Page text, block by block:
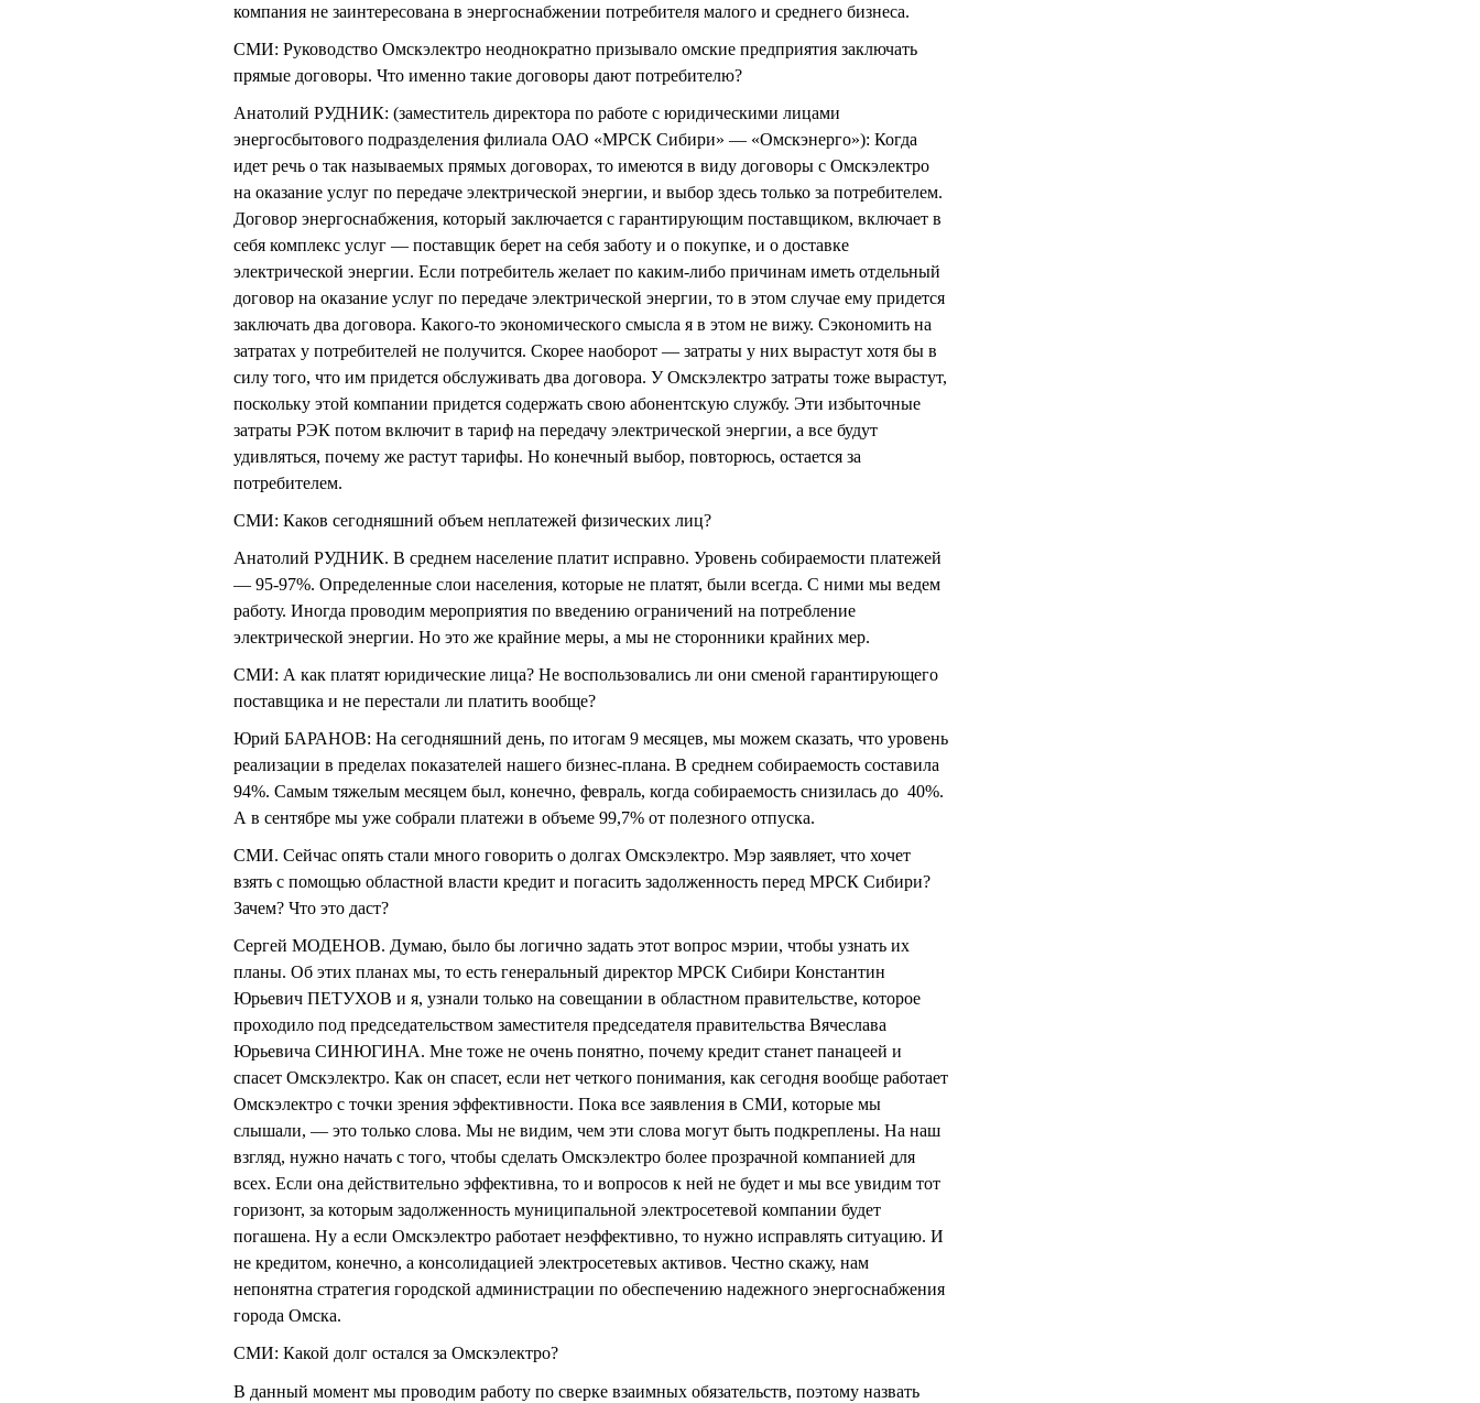
компания не заинтересована в энергоснабжении потребителя малого и среднего бизнеса.
СМИ: Руководство Омскэлектро неоднократно призывало омские предприятия заключать
прямые договоры. Что именно такие договоры дают потребителю?
Анатолий РУДНИК: (заместитель директора по работе с юридическими лицами
энергосбытового подразделения филиала ОАО «МРСК Сибири» — «Омскэнерго»): Когда
идет речь о так называемых прямых договорах, то имеются в виду договоры с Омскэлектро
на оказание услуг по передаче электрической энергии, и выбор здесь только за потребителем.
Договор энергоснабжения, который заключается с гарантирующим поставщиком, включает в
себя комплекс услуг — поставщик берет на себя заботу и о покупке, и о доставке
электрической энергии. Если потребитель желает по каким-либо причинам иметь отдельный
договор на оказание услуг по передаче электрической энергии, то в этом случае ему придется
заключать два договора. Какого-то экономического смысла я в этом не вижу. Сэкономить на
затратах у потребителей не получится. Скорее наоборот — затраты у них вырастут хотя бы в
силу того, что им придется обслуживать два договора. У Омскэлектро затраты тоже вырастут,
поскольку этой компании придется содержать свою абонентскую службу. Эти избыточные
затраты РЭК потом включит в тариф на передачу электрической энергии, а все будут
удивляться, почему же растут тарифы. Но конечный выбор, повторюсь, остается за
потребителем.
СМИ: Каков сегодняшний объем неплатежей физических лиц?
Анатолий РУДНИК. В среднем население платит исправно. Уровень собираемости платежей
— 95-97%. Определенные слои населения, которые не платят, были всегда. С ними мы ведем
работу. Иногда проводим мероприятия по введению ограничений на потребление
электрической энергии. Но это же крайние меры, а мы не сторонники крайних мер.
СМИ: А как платят юридические лица? Не воспользовались ли они сменой гарантирующего
поставщика и не перестали ли платить вообще?
Юрий БАРАНОВ: На сегодняшний день, по итогам 9 месяцев, мы можем сказать, что уровень
реализации в пределах показателей нашего бизнес-плана. В среднем собираемость составила
94%. Самым тяжелым месяцем был, конечно, февраль, когда собираемость снизилась до 40%.
А в сентябре мы уже собрали платежи в объеме 99,7% от полезного отпуска.
СМИ. Сейчас опять стали много говорить о долгах Омскэлектро. Мэр заявляет, что хочет
взять с помощью областной власти кредит и погасить задолженность перед МРСК Сибири?
Зачем? Что это даст?
Сергей МОДЕНОВ. Думаю, было бы логично задать этот вопрос мэрии, чтобы узнать их
планы. Об этих планах мы, то есть генеральный директор МРСК Сибири Константин
Юрьевич ПЕТУХОВ и я, узнали только на совещании в областном правительстве, которое
проходило под председательством заместителя председателя правительства Вячеслава
Юрьевича СИНЮГИНА. Мне тоже не очень понятно, почему кредит станет панацеей и
спасет Омскэлектро. Как он спасет, если нет четкого понимания, как сегодня вообще работает
Омскэлектро с точки зрения эффективности. Пока все заявления в СМИ, которые мы
слышали, — это только слова. Мы не видим, чем эти слова могут быть подкреплены. На наш
взгляд, нужно начать с того, чтобы сделать Омскэлектро более прозрачной компанией для
всех. Если она действительно эффективна, то и вопросов к ней не будет и мы все увидим тот
горизонт, за которым задолженность муниципальной электросетевой компании будет
погашена. Ну а если Омскэлектро работает неэффективно, то нужно исправлять ситуацию. И
не кредитом, конечно, а консолидацией электросетевых активов. Честно скажу, нам
непонятна стратегия городской администрации по обеспечению надежного энергоснабжения
города Омска.
СМИ: Какой долг остался за Омскэлектро?
В данный момент мы проводим работу по сверке взаимных обязательств, поэтому назвать